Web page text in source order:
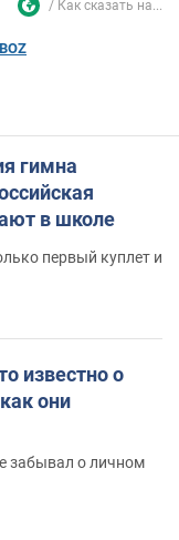
Как сказать на...
гимна
в школе
первый куплет и
известно о
они
забывал о личном